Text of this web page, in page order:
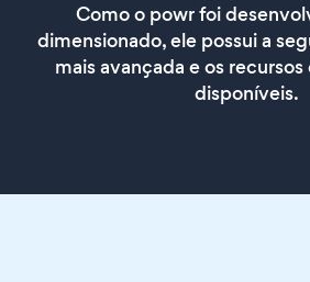
Como o powr foi
dimensionado, ele possui a
mais avançada e os
disponíveis.